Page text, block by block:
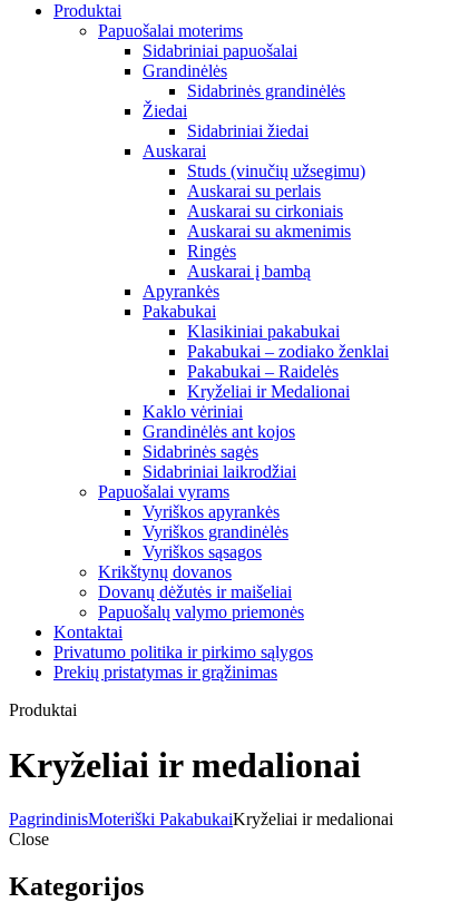
Produktai
Papuošalai moterims
Sidabriniai papuošalai
Grandinėlės
Sidabrinės grandinėlės
Žiedai
Sidabriniai žiedai
Auskarai
Studs (vinučių užsegimu)
Auskarai su perlais
Auskarai su cirkoniais
Auskarai su akmenimis
Ringės
Auskarai į bambą
Apyrankės
Pakabukai
Klasikiniai pakabukai
Pakabukai – zodiako ženklai
Pakabukai – Raidelės
Kryželiai ir Medalionai
Kaklo vėriniai
Grandinėlės ant kojos
Sidabrinės sagės
Sidabriniai laikrodžiai
Papuošalai vyrams
Vyriškos apyrankės
Vyriškos grandinėlės
Vyriškos sąsagos
Krikštynų dovanos
Dovanų dėžutės ir maišeliai
Papuošalų valymo priemonės
Kontaktai
Privatumo politika ir pirkimo sąlygos
Prekių pristatymas ir grąžinimas
Produktai
Kryželiai ir medalionai
PagrindinisMoteriški PakabukaiKryželiai ir medalionai
Close
Kategorijos